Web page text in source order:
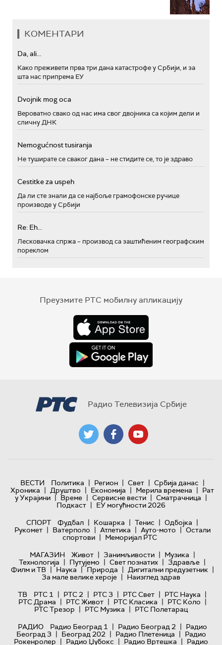
КОМЕНТАРИ
Da, ali...
Како преживети прва три дана катастрофе у Србији, и за
шта нас припрема ЕУ
Dvojnik mog oca
Вероватно свако од нас има свог двојника са којим дели и
сличну ДНК
Nemogućnost tusiranja
Не туширате се сваког дана – не стидите се, то је здраво
Cestitke za uspeh
Да ли сте знали да се најбоље грамофонске ручице
производе у Србији
Re: Eh...
Лесковачка спржа – производ са заштићеним географским
пореклом
Преузмите РТС мобилну апликацију
Радио Телевизија Србије
ВЕСТИ Политика | Регион | Свет | Србија данас |
Хроника | Друштво | Економија | Мерила времена | Рат
у Украјини | Време | Сервисне вести | Сматрачница |
Подкаст | ЕУ могућности 2026
СПОРТ
Фудбал | Кошарка | Тенис | Одбојка |
Рукомет | Ватерполо | Атлетика | Ауто-мото | Остали
спортови | Меморијал РТС
МАГАЗИН
Живот | Занимљивости | Музика |
Технологијa | Путујемо | Свет познатих | Здравље |
Филм и ТВ | Наука | Природа | Дигитални предузетник |
За мале велике хероје | Наизглед здрав
ТВ
РТС 1 | РТС 2 | РТС 3 | РТС Свет | РТС Наука |
РТС Драма | РТС Живот | РТС Класика | РТС Коло |
РТС Трезор | РТС Музика | РТС Полетарац
РАДИО
Радио Београд 1 | Радио Београд 2 | Радио
Београд 3 | Београд 202 | Радио Плетеница | Радио
Рокенролер | Радио Џубокс | Радио Вртешка | Радио